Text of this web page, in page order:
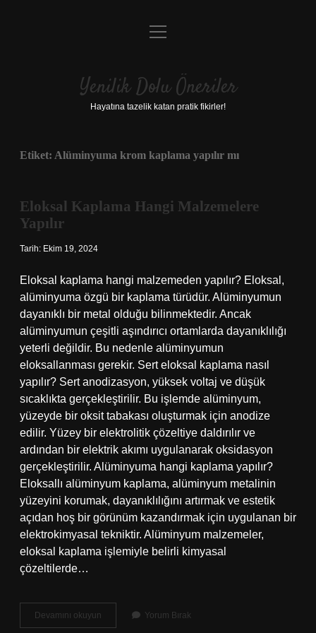
Anasayfa
Yasal Uyarı
menüyü
Yenilik Dolu Öneriler
Hayatına tazelik katan pratik fikirler!
Etiket: Alüminyuma krom kaplama yapılır mı
Eloksal Kaplama Hangi Malzemelere
Yapılır
Tarih: Ekim 19, 2024
Eloksal kaplama hangi malzemeden yapılır? Eloksal,
alüminyuma özgü bir kaplama türüdür. Alüminyumun
dayanıklı bir metal olduğu bilinmektedir. Ancak
alüminyumun çeşitli aşındırıcı ortamlarda dayanıklılığı
yeterli değildir. Bu nedenle alüminyumun
eloksallanması gerekir. Sert eloksal kaplama nasıl
yapılır? Sert anodizasyon, yüksek voltaj ve düşük
sıcaklıkta gerçekleştirilir. Bu işlemde alüminyum,
yüzeyde bir oksit tabakası oluşturmak için anodize
edilir. Yüzey bir elektrolitik çözeltiye daldırılır ve
ardından bir elektrik akımı uygulanarak oksidasyon
gerçekleştirilir. Alüminyuma hangi kaplama yapılır?
Eloksallı alüminyum kaplama, alüminyum metalinin
yüzeyini korumak, dayanıklılığını artırmak ve estetik
açıdan hoş bir görünüm kazandırmak için uygulanan bir
elektrokimyasal tekniktir. Alüminyum malzemeler,
eloksal kaplama işlemiyle belirli kimyasal
çözeltilerde…
Devamını okuyun
Kaplama
Yorum Bırak